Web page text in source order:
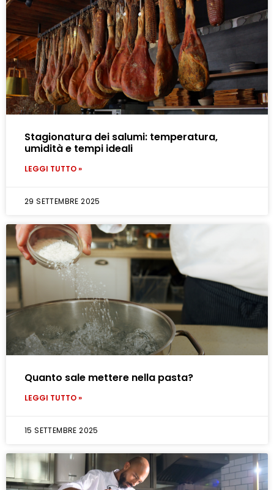
Stagionatura dei salumi: temperatura,
umidità e tempi ideali
LEGGI TUTTO »
29 SETTEMBRE 2025
Quanto sale mettere nella pasta?
LEGGI TUTTO »
15 SETTEMBRE 2025